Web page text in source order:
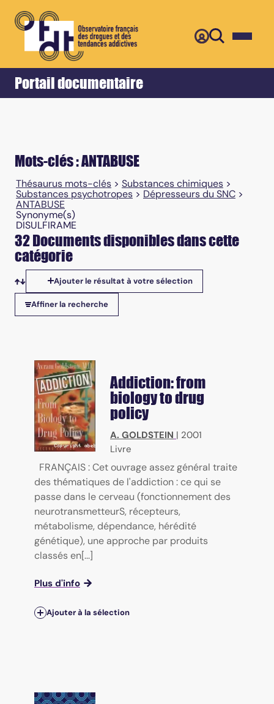
Portail documentaire
Accueil Retour
Mots-clés : ANTABUSE
Thésaurus mots-clés > Substances chimiques >
Substances psychotropes > Dépresseurs du SNC >
ANTABUSE
Synonyme(s)
DISULFIRAME
32 Documents disponibles dans cette
catégorie
Tris disponibles
Ajouter le résultat à votre sélection
Affiner la recherche
Addiction: from
biology to drug
policy
A. GOLDSTEIN | 2001
Livre
FRANÇAIS : Cet ouvrage assez général traite
des thématiques de l'addiction : ce qui se
passe dans le cerveau (fonctionnement des
neurotransmetteurS, récepteurs,
métabolisme, dépendance, hérédité
génétique), une approche par produits
classés en[...]
Plus d'info
Ajouter à la sélection